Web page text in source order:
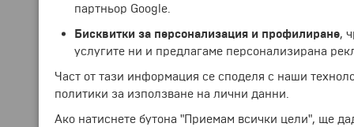
партньор Google.
Бисквитки за персонализация и профилиране,
услугите ни и предлагаме персонализирана
Част от тази информация се споделя с наши
политики за използване на лични данни.
Ако натиснете бутона "Приемам всички цели", ще